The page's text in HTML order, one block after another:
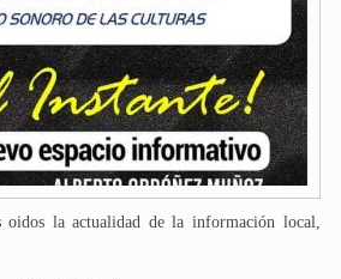
la actualidad de la información local,